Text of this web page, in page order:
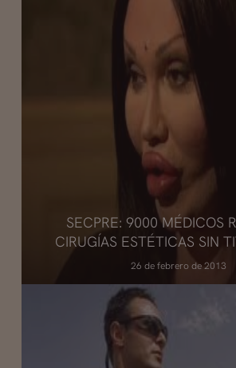
SECPRE: 9000 MÉDICOS
CIRUGÍAS ESTÉTICAS SIN
26 de febrero de 2013